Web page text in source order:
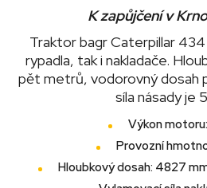
K zapůjčení v
Traktor bagr Caterpillar 434
rypadla, tak i nakladače.
pět metrů, vodorovný dosah
síla násady je
Výkon
Provozní
Hloubkový dosah: 4827